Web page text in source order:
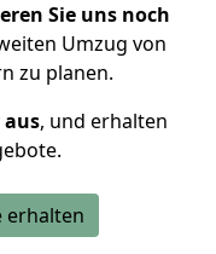
Sie uns noch
Umzug von
zu planen.
, und erhalten
erhalten